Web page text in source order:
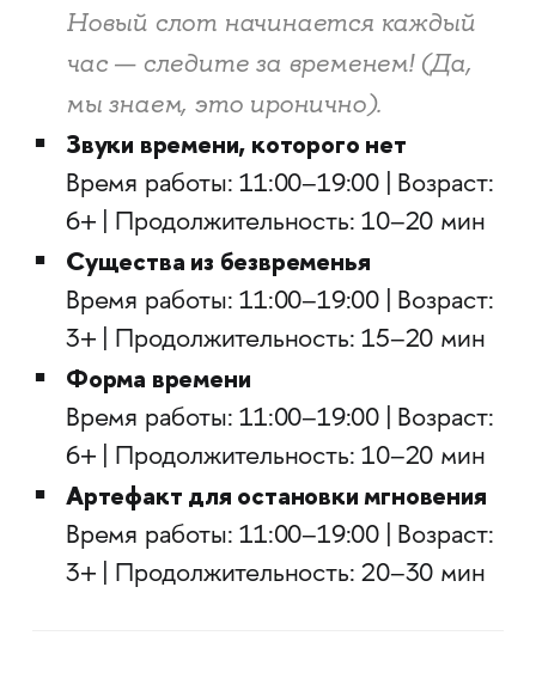
Новый слот начинается каждый
час — следите за временем! (Да,
мы знаем, это иронично).
Звуки времени, которого нет
Время работы: 11:00–19:00 | Возраст:
6+ | Продолжительность: 10–20 мин
Существа из безвременья
Время работы: 11:00–19:00 | Возраст:
3+ | Продолжительность: 15–20 мин
Форма времени
Время работы: 11:00–19:00 | Возраст:
6+ | Продолжительность: 10–20 мин
Артефакт для остановки мгновения
Время работы: 11:00–19:00 | Возраст:
3+ | Продолжительность: 20–30 мин